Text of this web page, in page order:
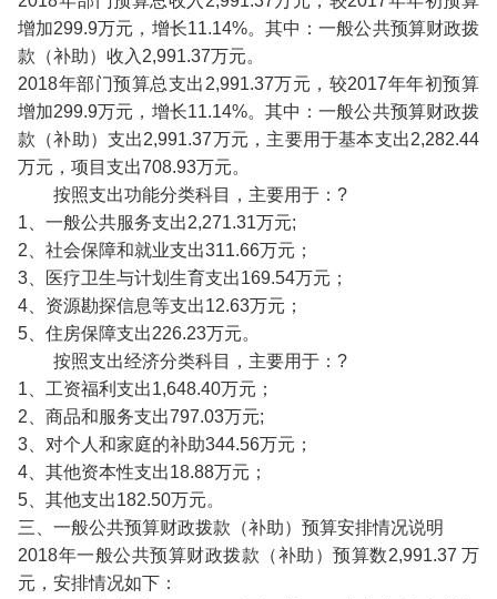
增加299.9万元，增长11.14%。其中：一般公共预算财政拨
款（补助）收入2,991.37万元。
2018年部门预算总支出2,991.37万元，较2017年年初预算
增加299.9万元，增长11.14%。其中：一般公共预算财政拨
款（补助）支出2,991.37万元，主要用于基本支出2,282.44
万元，项目支出708.93万元。
按照支出功能分类科目，主要用于：?
1、一般公共服务支出2,271.31万元;
2、社会保障和就业支出311.66万元；
3、医疗卫生与计划生育支出169.54万元；
4、资源勘探信息等支出12.63万元；
5、住房保障支出226.23万元。
按照支出经济分类科目，主要用于：?
1、工资福利支出1,648.40万元；
2、商品和服务支出797.03万元;
3、对个人和家庭的补助344.56万元；
4、其他资本性支出18.88万元；
5、其他支出182.50万元。
三、一般公共预算财政拨款（补助）预算安排情况说明
2018年一般公共预算财政拨款（补助）预算数2,991.37 万
元，安排情况如下：